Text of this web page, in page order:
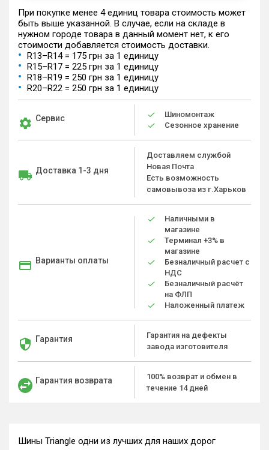
При покупке менее 4 единиц товара стоимость может
быть выше указанной. В случае, если на складе в
нужном городе товара в данный момент нет, к его
стоимости добавляется стоимость доставки.
R13–R14 = 175 грн за 1 единицу
R15–R17 = 225 грн за 1 единицу
R18–R19 = 250 грн за 1 единицу
R20–R22 = 250 грн за 1 единицу
Сервис
Шиномонтаж
Сезонное хранение
Доставка 1-3 дня
Доставляем службой
Новая Почта
Есть возможность
самовывоза из г.Харьков
Варианты оплаты
Наличными в
магазине
Терминал +3% в
магазине
Безналичный расчет с
НДС
Безналичный расчёт
на ФЛП
Наложенный платеж
Гарантия
Гарантия на дефекты
завода изготовителя
Гарантия возврата
100% возврат и обмен в
течение 14 дней
Шины Triangle одни из лучших для наших дорог